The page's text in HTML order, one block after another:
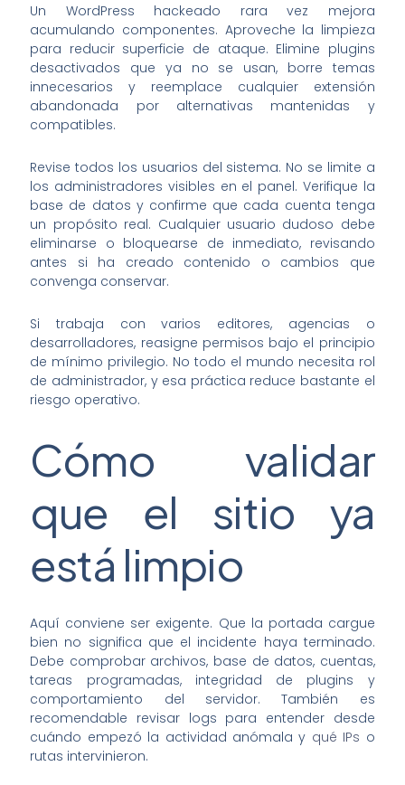
Un WordPress hackeado rara vez mejora
acumulando componentes. Aproveche la limpieza
para reducir superficie de ataque. Elimine plugins
desactivados que ya no se usan, borre temas
innecesarios y reemplace cualquier extensión
abandonada por alternativas mantenidas y
compatibles.
Revise todos los usuarios del sistema. No se limite a
los administradores visibles en el panel. Verifique la
base de datos y confirme que cada cuenta tenga
un propósito real. Cualquier usuario dudoso debe
eliminarse o bloquearse de inmediato, revisando
antes si ha creado contenido o cambios que
convenga conservar.
Si trabaja con varios editores, agencias o
desarrolladores, reasigne permisos bajo el principio
de mínimo privilegio. No todo el mundo necesita rol
de administrador, y esa práctica reduce bastante el
riesgo operativo.
Cómo validar
que el sitio ya
está limpio
Aquí conviene ser exigente. Que la portada cargue
bien no significa que el incidente haya terminado.
Debe comprobar archivos, base de datos, cuentas,
tareas programadas, integridad de plugins y
comportamiento del servidor. También es
recomendable revisar logs para entender desde
cuándo empezó la actividad anómala y qué IPs o
rutas intervinieron.